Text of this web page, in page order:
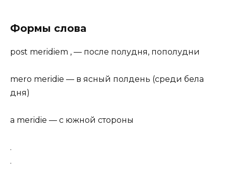
Формы слова
post meridiem , — после полудня, пополудни
mero meridie — в ясный полдень (среди бела
дня)
a meridie — с южной стороны
.
.